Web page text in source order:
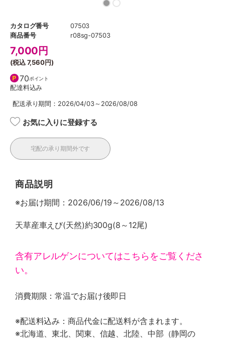
カタログ番号
07503
商品番号
r08sg-07503
7,000 円
(税込7,560円)
70ポイント
配達料込み
配送承り期間：2026/04/03～2026/08/08
お気に入りに登録する
宅配の承り期間外です
商品説明
※お届け期間：2026/06/19～2026/08/13
天草産車えび(天然)約300g(8～12尾)
含有アレルゲンについてはこちらをご覧くださ
い。
消費期限：常温でお届け後即日
※配送料込み：商品代金に配送料が含まれます。
※北海道、東北、関東、信越、北陸、中部（静岡の